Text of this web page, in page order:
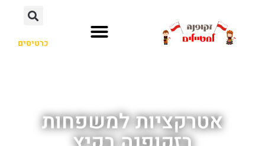
כרטיסים
אטרקציות למשפחות